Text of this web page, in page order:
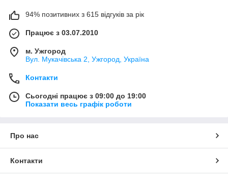
94% позитивних з 615 відгуків за рік
Працює з 03.07.2010
м. Ужгород
Вул. Мукачівська 2, Ужгород, Україна
Контакти
Сьогодні працює з 09:00 до 19:00
Показати весь графік роботи
Про нас
Контакти